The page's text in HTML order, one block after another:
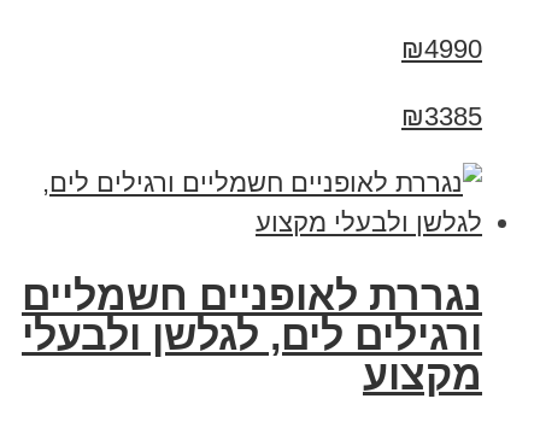
₪4990
₪3385
נגררת לאופניים חשמליים
ורגילים לים, לגלשן ולבעלי
מקצוע